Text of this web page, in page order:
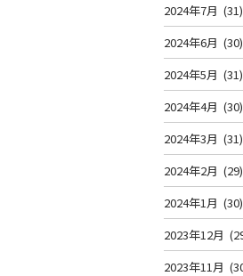
2024年7月 (31)
2024年6月 (30)
2024年5月 (31)
2024年4月 (30)
2024年3月 (31)
2024年2月 (29)
2024年1月 (30)
2023年12月
2023年11月